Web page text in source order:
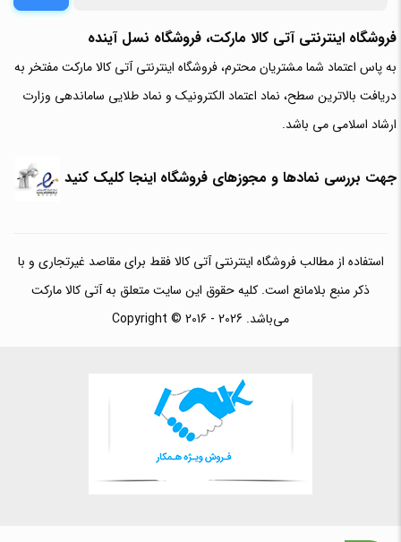
فروشگاه اینترنتی آتی‌ کالا مارکت، فروشگاه نسل آینده
به پاس اعتماد شما مشتریان محترم، فروشگاه اینترنتی آتی کالا مارکت مفتخر به
دریافت بالاترین سطح، نماد اعتماد الکترونیک و نماد طلایی ساماندهی وزارت
ارشاد اسلامی می باشد.
جهت بررسی نمادها و مجوزهای فروشگاه اینجا کلیک کنید
استفاده از مطالب فروشگاه اینترنتی آتی کالا فقط برای مقاصد غیرتجاری و با
ذکر منبع بلامانع است. کلیه حقوق این سایت متعلق به آتی کالا مارکت
می‌باشد. Copyright © 2016 - 2026